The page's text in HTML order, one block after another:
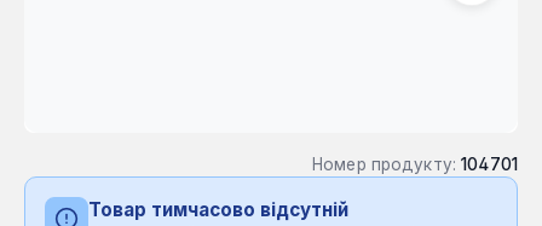
Номер продукту: 104701
Товар тимчасово відсутній